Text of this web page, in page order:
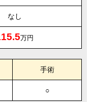
なし
万円
手術
○